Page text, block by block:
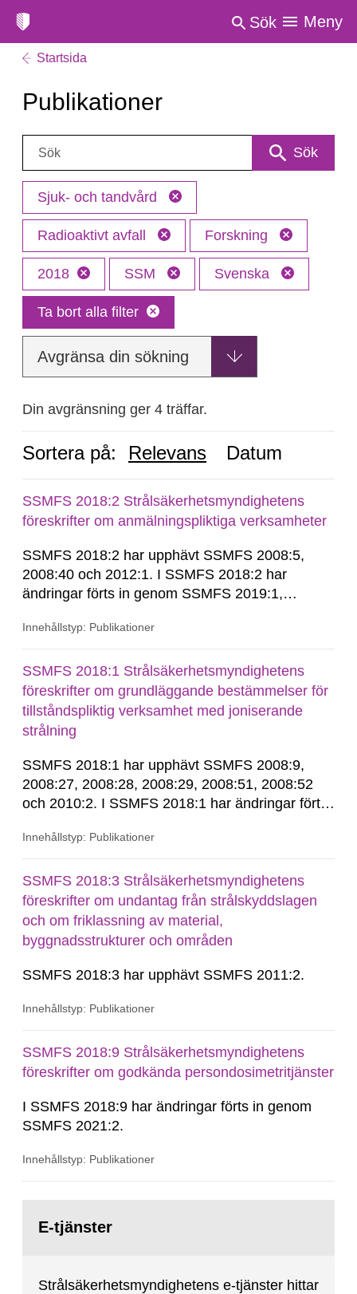
Sök Meny
Startsida
Publikationer
Sök: Sök
Sjuk- och tandvård
Radioaktivt avfall Forskning
2018 SSM Svenska
Ta bort alla filter
Avgränsa din sökning
Din avgränsning ger 4 träffar.
Sortera på: Relevans Datum
SSMFS 2018:2 Strålsäkerhetsmyndighetens
föreskrifter om anmälningspliktiga verksamheter
SSMFS 2018:2 har upphävt SSMFS 2008:5,
2008:40 och 2012:1. I SSMFS 2018:2 har
ändringar förts in genom SSMFS 2019:1,
Innehållstyp: Publikationer
SSMFS 2018:1 Strålsäkerhetsmyndighetens
föreskrifter om grundläggande bestämmelser för
tillståndspliktig verksamhet med joniserande
strålning
SSMFS 2018:1 har upphävt SSMFS 2008:9,
2008:27, 2008:28, 2008:29, 2008:51, 2008:52
och 2010:2. I SSMFS 2018:1 har ändringar förts
SSMFS 2022:14, SSMFS 2024:2 och SSMFS
Innehållstyp: Publikationer
SSMFS 2018:3 Strålsäkerhetsmyndighetens
föreskrifter om undantag från strålskyddslagen
och om friklassning av material,
byggnadsstrukturer och områden
SSMFS 2018:3 har upphävt SSMFS 2011:2.
Innehållstyp: Publikationer
SSMFS 2018:9 Strålsäkerhetsmyndighetens
föreskrifter om godkända persondosimetritjänster
I SSMFS 2018:9 har ändringar förts in genom
SSMFS 2021:2.
Innehållstyp: Publikationer
sida:E-tjänster
Strålsäkerhetsmyndighetens e-tjänster hittar